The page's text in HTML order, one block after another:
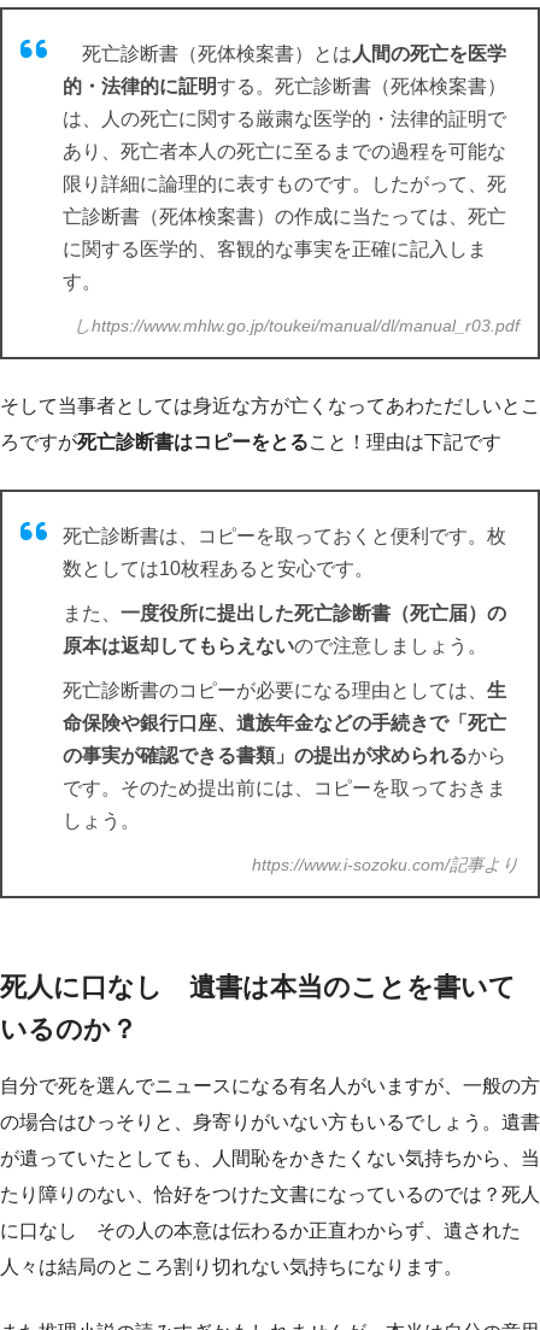
死亡診断書（死体検案書）とは 人間の死亡を医学
的・法律的に証明する。死亡診断書（死体検案書）
は、人の死亡に関する厳粛な医学的・法律的証明で
あり、死亡者本人の死亡に至るまでの過程を可能な
限り詳細に論理的に表すものです。したがって、死
亡診断書（死体検案書）の作成に当たっては、死亡
に関する医学的、客観的な事実を正確に記入しま
す。
しhttps://www.mhlw.go.jp/toukei/manual/dl/manual_r03.pdf
そして当事者としては身近な方が亡くなってあわただしいとこ
ろですが死亡診断書はコピーをとること！理由は下記です
死亡診断書は、コピーを取っておくと便利です。枚
数としては10枚程あると安心です。
また、 一度役所に提出した死亡診断書（死亡届）の
原本は返却してもらえないので注意しましょう。
死亡診断書のコピーが必要になる理由としては、 生
命保険や銀行口座、遺族年金などの手続きで「死亡
の事実が確認できる書類」の提出が求められるから
です。そのため提出前には、コピーを取っておきま
しょう。
https://www.i-sozoku.com/記事より
死人に口なし 遺書は本当のことを書いて
いるのか？
自分で死を選んでニュースになる有名人がいますが、一般の方
の場合はひっそりと、身寄りがいない方もいるでしょう。遺書
が遺っていたとしても、人間恥をかきたくない気持ちから、当
たり障りのない、恰好をつけた文書になっているのでは？死人
に口なし その人の本意は伝わるか正直わからず、遺された
人々は結局のところ割り切れない気持ちになります。